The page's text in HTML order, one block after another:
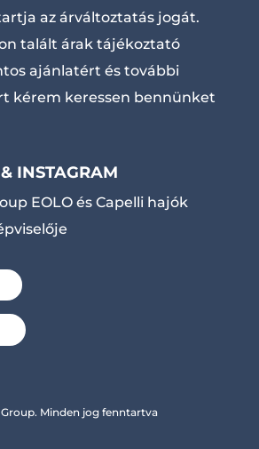
az árváltoztatás jogát.
talált árak tájékoztató
ajánlatért és további
kérem keressen bennünket
INSTAGRAM
EOLO és Capelli hajók
Minden jog fenntartva